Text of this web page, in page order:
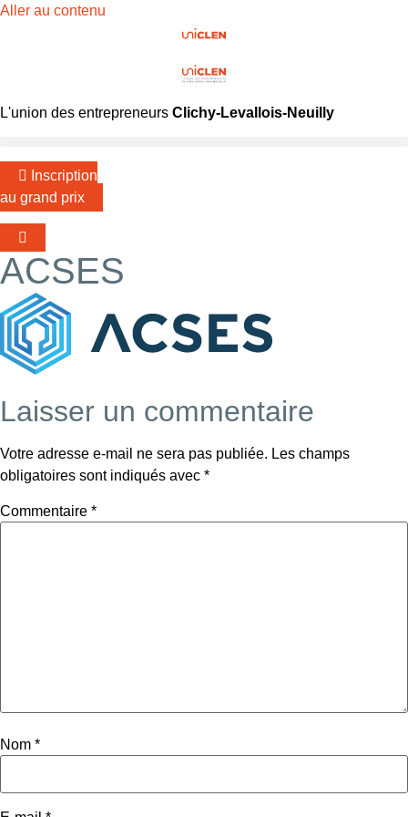
Aller au contenu
L'union des entrepreneurs Clichy-Levallois-Neuilly
Inscription
au grand prix
ACSES
Laisser un commentaire
Votre adresse e-mail ne sera pas publiée. Les champs
obligatoires sont indiqués avec *
Commentaire *
Nom *